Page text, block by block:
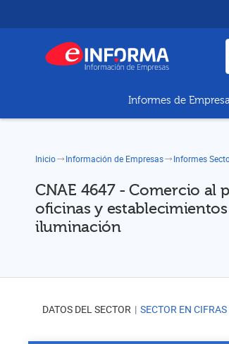
Informes de
Inicio Información de Empresas Informes
CNAE 4647 - Comercio al
oficinas y
iluminación
DATOS DEL SECTOR SECTOR EN CIFRAS